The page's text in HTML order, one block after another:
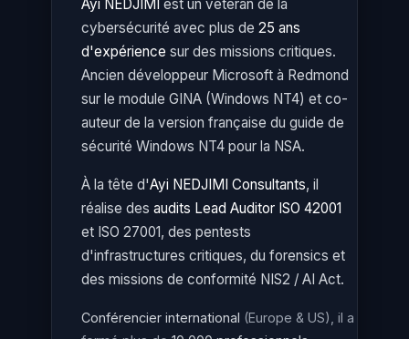
Ayi NEDJIMI est un vétéran de la
cybersécurité avec plus de 25 ans
d'expérience sur des missions critiques.
Ancien développeur Microsoft à Redmond
sur le module GINA (Windows NT4) et co-
auteur de la version française du guide de
sécurité Windows NT4 pour la NSA.
À la tête d'Ayi NEDJIMI Consultants, il
réalise des audits Lead Auditor ISO 42001
et ISO 27001, des pentests
d'infrastructures critiques, du forensics et
des missions de conformité NIS2 / AI Act.
Conférencier international (Europe & US), il a